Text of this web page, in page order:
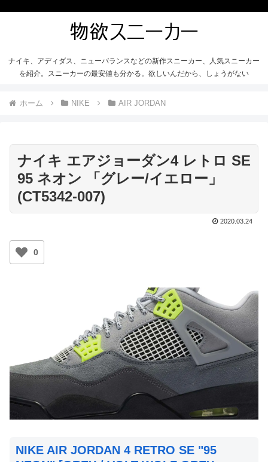
ナイキ、アディダス、ニューバランスなどの新作スニーカー、人気スニーカー
を紹介。スニーカーの最安値も分かる。欲しいんだから、しょうがない
ホーム NIKE AIR JORDAN
ナイキ エアジョーダン4 レトロ SE
95 ネオン 「グレー/イエロー」
(CT5342-007)
2020.03.24
0
NIKE AIR JORDAN 4 RETRO SE "95